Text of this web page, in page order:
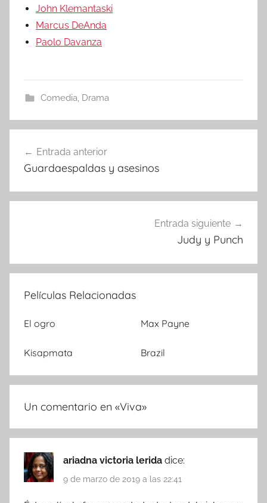
John Klemantaski
Marcus DeAnda
Paolo Davanza
Comedia, Drama
Navegación
de
entradas
Entrada anterior
Guardaespaldas y asesinos
Entrada siguiente
Judy y Punch
Películas Relacionadas
El ogro Max Payne
Kisapmata Brazil
Un comentario en «Viva»
ariadna victoria lerida dice:
9 de marzo de 2019 a las 22:41